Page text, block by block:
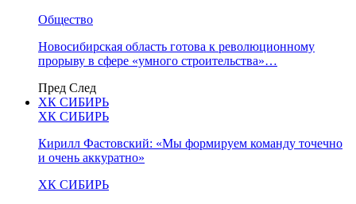
Общество
Новосибирская область готова к революционному
прорыву в сфере «умного строительства»…
Пред След
ХК СИБИРЬ
ХК СИБИРЬ
Кирилл Фастовский: «Мы формируем команду точечно
и очень аккуратно»
ХК СИБИРЬ